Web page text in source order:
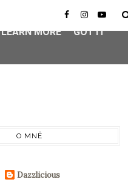
O MNĚ
Dazzlicious
LEARN MORE GOT IT